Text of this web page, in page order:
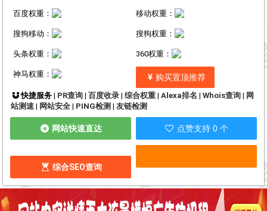
百度权重： 移动权重：
搜狗移动： 搜狗权重：
头条权重： 360权重：
神马权重： 购买置顶推荐
快捷服务 | PR查询| 百度收录| 综合权重| Alexa排名 | Whois查询| 网
站测速 | 网站安全 | PING检测 | 友链检测
网站快速直达 点赞支持 0 个
综合SEO查询